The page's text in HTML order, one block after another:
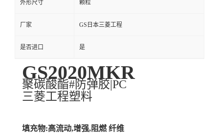
外形尺寸 颗粒
厂家 GS日本三菱工程
是否进口 是
GS2020MKR
聚碳酸酯#防弹胶|PC
三菱工程塑料
填充物:高流动,增强,阻燃 纤维